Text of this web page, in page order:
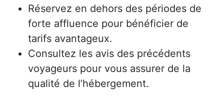
Réservez en dehors des périodes de
forte affluence pour bénéficier de
tarifs avantageux.
Consultez les avis des précédents
voyageurs pour vous assurer de la
qualité de l’hébergement.